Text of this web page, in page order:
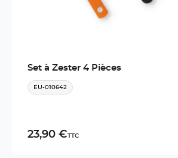
Set à Zester 4 Pièces
EU-010642
23,90 €TTC